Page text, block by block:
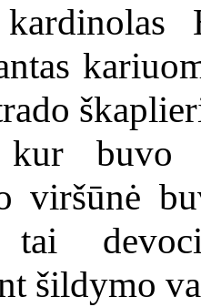
kardinolas
kur buvo
viršūnė
tai
šildymo